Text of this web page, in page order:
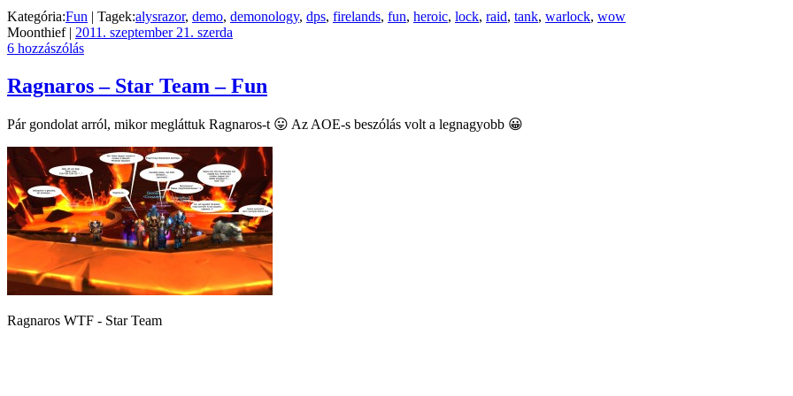
Kategória:Fun | Tagek:alysrazor, demo, demonology, dps, firelands, fun, heroic, lock, raid, tank, warlock, wow
Moonthief | 2011. szeptember 21. szerda
6 hozzászólás
Ragnaros – Star Team – Fun
Pár gondolat arról, mikor megláttuk Ragnaros-t 😛 Az AOE-s beszólás volt a legnagyobb 😀
Ragnaros WTF - Star Team